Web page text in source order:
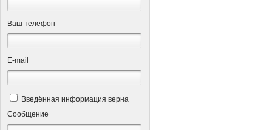
Ваш телефон
Е-mail
Введённая информация верна
Сообщение